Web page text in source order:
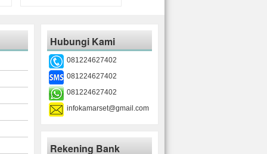
Hubungi Kami
081224627402
081224627402
081224627402
infokamarset@gmail.com
Rekening Bank